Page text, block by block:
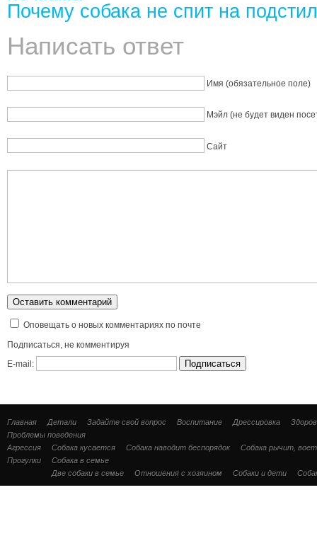
Почему собака не спит на
Написать ответ
Имя (обязательное поле)
Мэйл (не будет виден
Сайт
Оповещать о новых комментариях по почте
Подписаться, не комментируя
E-mail:
Главная Детали Задайте свой вопрос Воспитание Дрессировка
Проблемы поведения
Агрессия
Собака кусается Собака наводит беспорядок
Собака рычит,
Прогулки
Собака в семье
Две собаки в семье
Отношения с хозяином Собаки и дети